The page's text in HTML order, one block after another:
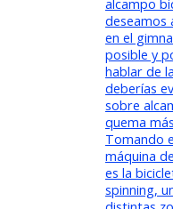
alcampo
deseamos
en el
posible y
hablar de
deberías
sobre
quema
Tomando
máquina
es la
spinning,